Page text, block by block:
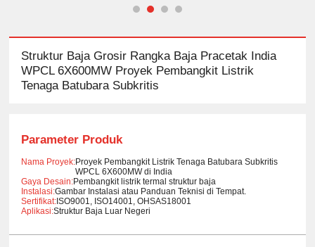
Struktur Baja Grosir Rangka Baja Pracetak India
WPCL 6X600MW Proyek Pembangkit Listrik
Tenaga Batubara Subkritis
Parameter Produk
Nama Proyek:Proyek Pembangkit Listrik Tenaga Batubara Subkritis
WPCL 6X600MW di India
Gaya Desain:Pembangkit listrik termal struktur baja
Instalasi:Gambar Instalasi atau Panduan Teknisi di Tempat.
Sertifikat:ISO9001, ISO14001, OHSAS18001
Aplikasi:Struktur Baja Luar Negeri